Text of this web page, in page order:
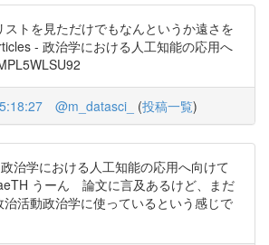
ストを見ただけでもなんというか遠さを
- 政治学における人工知能の応用へ
@m_datasci_ (投稿一覧)
治学における人工知能の応用へ向けて
うーん 論文に言及あるけど、まだ
活動政治学に使っているという感じで